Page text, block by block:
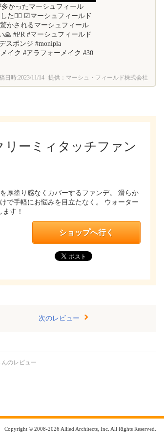
かったマーシュフィール
た🙆‍♀️ ☑︎マーシュフィールド
かされるマーシュフィール
🙏 #PR #マーシュフィールド
スポンジ #monipla
イク #アラフォーメイク #30
日時:2023/11/14 提供：マーシュ・フィールド株式会社
リーミィタッチファン
厚塗り感なくカバーするファンデ。 滑らか
で手軽にお悩みを目立たなく。 ウォーター
す！
ショップへ行く
次のレビュー
んのレビュー
Copyright © 2008-2026 Allied Architects, Inc. All Rights Reserved.